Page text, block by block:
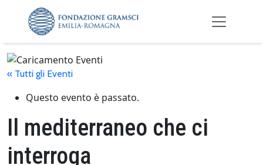
Skip to main content
« Tutti gli Eventi
Questo evento è passato.
Il mediterraneo che ci
interroga